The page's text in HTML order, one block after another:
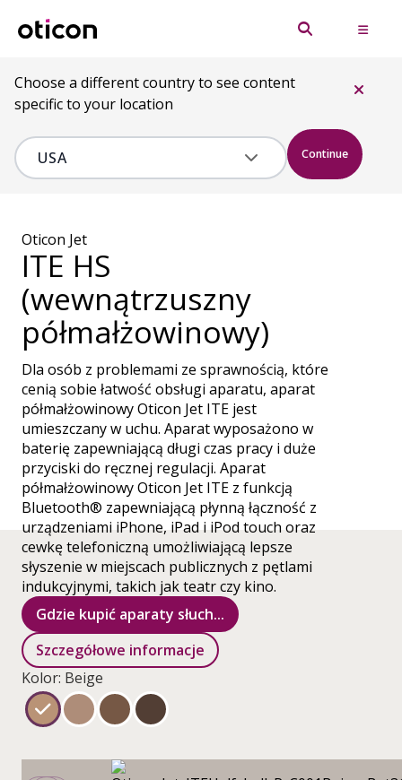
Choose a different country to see content
specific to your location
Continue
Oticon Jet
ITE HS
(wewnątrzuszny
półmałżowinowy)
Dla osób z problemami ze sprawnością, które
cenią sobie łatwość obsługi aparatu, aparat
półmałżowinowy Oticon Jet ITE jest
umieszczany w uchu. Aparat wyposażono w
baterię zapewniającą długi czas pracy i duże
przyciski do ręcznej regulacji. Aparat
półmałżowinowy Oticon Jet ITE z funkcją
Bluetooth® zapewniającą płynną łączność z
urządzeniami iPhone, iPad i iPod touch oraz
cewkę telefoniczną umożliwiającą lepsze
słyszenie w miejscach publicznych z pętlami
indukcyjnymi, takich jak teatr czy kino.
Gdzie kupić aparaty słuch...
Szczegółowe informacje
Kolor: Beige